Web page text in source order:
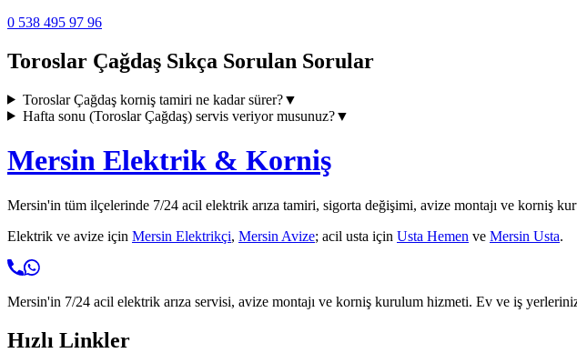
0 538 495 97 96
Toroslar Çağdaş Sıkça Sorulan Sorular
Toroslar Çağdaşkorniş tamiri ne kadar sürer?▼
Hafta sonu (Toroslar Çağdaş) servis veriyor musunuz?▼
Mersin Elektrik & Korniş
Mersin'in tüm ilçelerinde 7/24 acil elektrik arıza tamiri, sigorta değişimi, avize montajı ve korniş
Elektrik ve avize için Mersin Elektrikçi, Mersin Avize; acil usta için Usta Hemen ve Mersin Usta.
Mersin'in 7/24 acil elektrik arıza servisi, avize montajı ve korniş kurulum hizmeti. Ev ve iş
Hızlı Linkler